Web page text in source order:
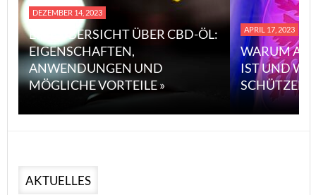
DEZEMBER 14, 2023
EINE ÜBERSICHT ÜBER CBD-ÖL:
EIGENSCHAFTEN,
ANWENDUNGEN UND
MÖGLICHE VORTEILE »
APRIL 17, 2023
WARUM
IST UND
SCHÜTZEN
AKTUELLES